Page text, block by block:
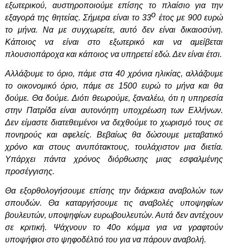
εξωτερικού, αυστηροποιούμε επίσης το πλαίσιο για την
εξαγορά της θητείας. Σήμερα είναι το 33ο έτος με 900 ευρώ
το μήνα. Να με συγχωρείτε, αυτό δεν είναι δικαιοσύνη.
Κάποιος να είναι στο εξωτερικό και να αμείβεται
πλουσιοπάροχα και κάποιος να υπηρετεί εδώ. Δεν είναι έτσι.
Αλλάζουμε το όριο, πάμε στα 40 χρόνια ηλικίας, αλλάζουμε
το οικονομικό όριο, πάμε σε 1500 ευρώ το μήνα και θα
δούμε. Θα δούμε. Διότι θεωρούμε, ξαναλέω, ότι η υπηρεσία
στην Πατρίδα είναι αυτονόητη υποχρέωση των Ελλήνων.
Δεν είμαστε διατεθειμένοι να δεχθούμε το χωρισμό τους σε
πονηρούς και αφελείς. Βεβαίως θα δώσουμε μεταβατικό
χρόνο και στους ανυπότακτους, τουλάχιστον μια διετία.
Υπάρχει πάντα χρόνος διόρθωσης μιας εσφαλμένης
προσέγγισης.
Θα εξορθολογήσουμε επίσης την διάρκεια αναβολών των
σπουδών. Θα καταργήσουμε τις αναβολές υποψηφίων
βουλευτών, υποψηφίων ευρωβουλευτών. Αυτά δεν αντέχουν
σε κριτική. Ψάχνουν το 40ο κόμμα για να γραφτούν
υποψήφιοι στο ψηφοδέλτιό του για να πάρουν αναβολή.